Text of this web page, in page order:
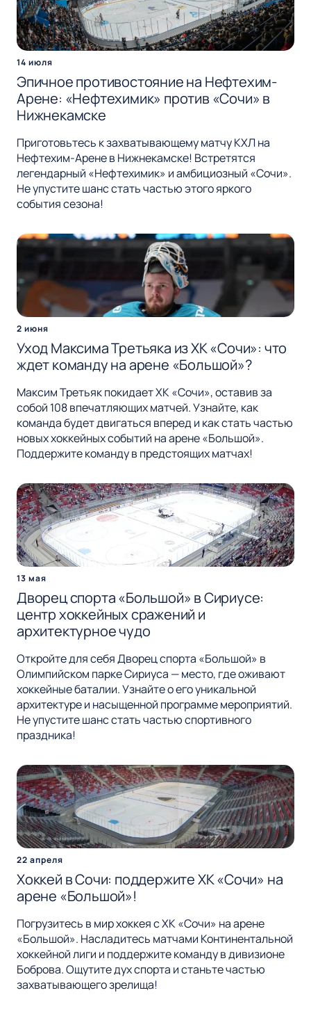
14 июля
Эпичное противостояние на Нефтехим-
Арене: «Нефтехимик» против «Сочи» в
Нижнекамске
Приготовьтесь к захватывающему матчу КХЛ на
Нефтехим-Арене в Нижнекамске! Встретятся
легендарный «Нефтехимик» и амбициозный «Сочи».
Не упустите шанс стать частью этого яркого
события сезона!
2 июня
Уход Максима Третьяка из ХК «Сочи»: что
ждет команду на арене «Большой»?
Максим Третьяк покидает ХК «Сочи», оставив за
собой 108 впечатляющих матчей. Узнайте, как
команда будет двигаться вперед и как стать частью
новых хоккейных событий на арене «Большой».
Поддержите команду в предстоящих матчах!
13 мая
Дворец спорта «Большой» в Сириусе:
центр хоккейных сражений и
архитектурное чудо
Откройте для себя Дворец спорта «Большой» в
Олимпийском парке Сириуса — место, где оживают
хоккейные баталии. Узнайте о его уникальной
архитектуре и насыщенной программе мероприятий.
Не упустите шанс стать частью спортивного
праздника!
22 апреля
Хоккей в Сочи: поддержите ХК «Сочи» на
арене «Большой»!
Погрузитесь в мир хоккея с ХК «Сочи» на арене
«Большой». Насладитесь матчами Континентальной
хоккейной лиги и поддержите команду в дивизионе
Боброва. Ощутите дух спорта и станьте частью
захватывающего зрелища!